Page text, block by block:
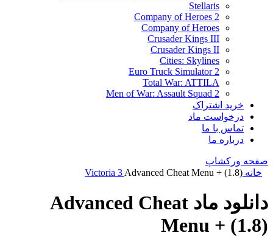
Stellaris
Company of Heroes 2
Company of Heroes
Crusader Kings III
Crusader Kings II
Cities: Skylines
Euro Truck Simulator 2
Total War: ATTILA
Men of War: Assault Squad 2
خرید اشتراک
درخواست ماد
تماس با ما
درباره ما
صفحه ورکشاپ
خانه
Victoria 3 Advanced Cheat Menu + (1.8)
دانلود ماد Advanced Cheat
Menu + (1.8)